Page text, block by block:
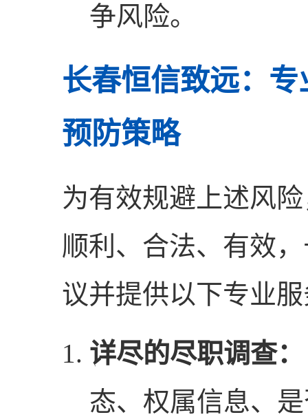
争风险。
长春恒信致远：
预防策略
为有效规避上述风
顺利、合法、有效
议并提供以下专业
详尽的尽职调查：
态、权属信息、